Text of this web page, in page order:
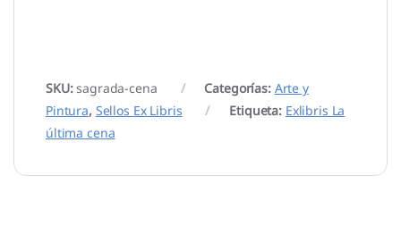
SKU:sagrada-cena Categorías: Arte y
Pintura, Sellos Ex Libris Etiqueta: Exlibris La
última cena